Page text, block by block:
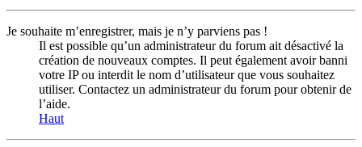
Je souhaite m’enregistrer, mais je n’y parviens pas !
Il est possible qu’un administrateur du forum ait désactivé la
création de nouveaux comptes. Il peut également avoir banni
votre IP ou interdit le nom d’utilisateur que vous souhaitez
utiliser. Contactez un administrateur du forum pour obtenir de
l’aide.
Haut